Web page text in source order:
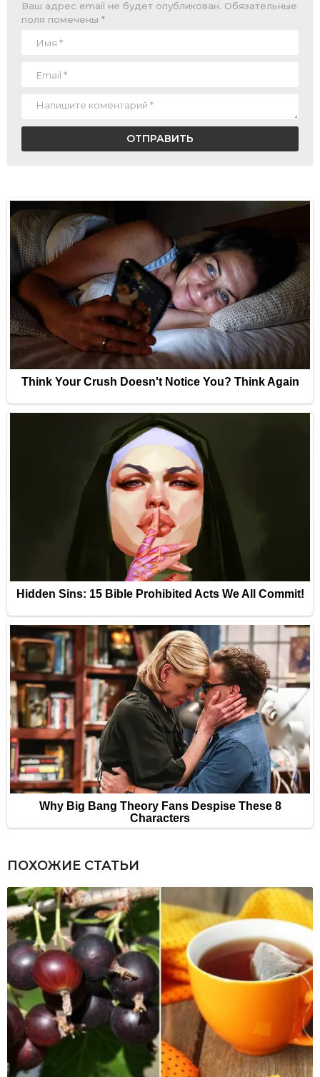
Ваш адрес email не будет опубликован. Обязательные
поля помечены *
ПОХОЖИЕ СТАТЬИ